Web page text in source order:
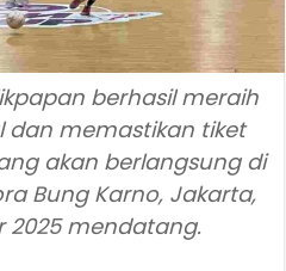
berhasil meraih
dan memastikan tiket
akan berlangsung di
Bung Karno, Jakarta,
2025 mendatang.